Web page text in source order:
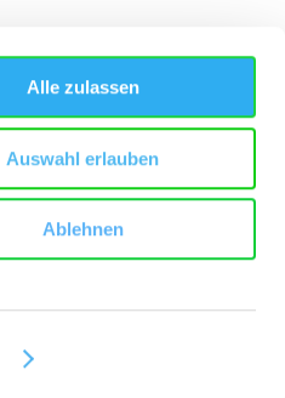
Alle zulassen
Auswahl erlauben
Ablehnen